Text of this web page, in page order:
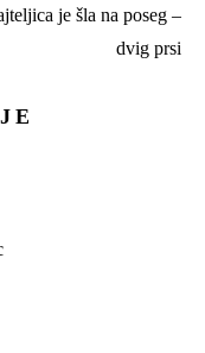
je šla na poseg –
dvig prsi